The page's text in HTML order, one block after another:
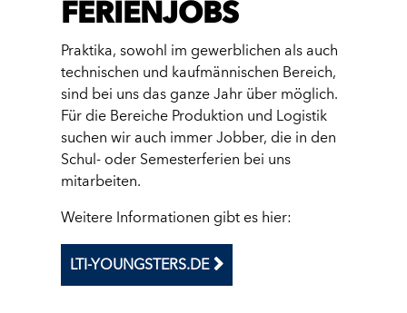
FERIENJOBS
Praktika, sowohl im gewerblichen als auch
technischen und kaufmännischen Bereich,
sind bei uns das ganze Jahr über möglich.
Für die Bereiche Produktion und Logistik
suchen wir auch immer Jobber, die in den
Schul- oder Semesterferien bei uns
mitarbeiten.
Weitere Informationen gibt es hier:
LTI-YOUNGSTERS.DE